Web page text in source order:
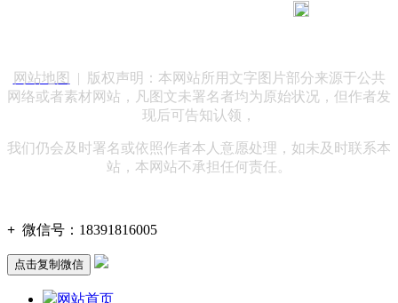
网站地图
| 版权声明：本网站所用文字图片部分来源于公共
网络或者素材网站，凡图文未署名者均为原始状况，但作者发
现后可告知认领，
我们仍会及时署名或依照作者本人意愿处理，如未及时联系本
站，本网站不承担任何责任。
+ 微信号： 18391816005
点击复制微信
网站首页